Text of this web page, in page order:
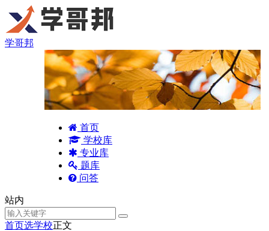
学哥邦
首页
学校库
专业库
题库
问答
站内
首页选学校正文